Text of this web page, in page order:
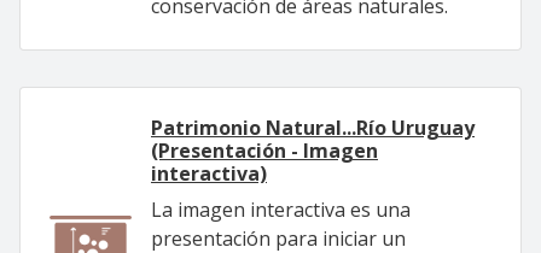
conservación de áreas naturales.
Patrimonio Natural...Río Uruguay
(Presentación - Imagen
interactiva)
La imagen interactiva es una
presentación para iniciar un